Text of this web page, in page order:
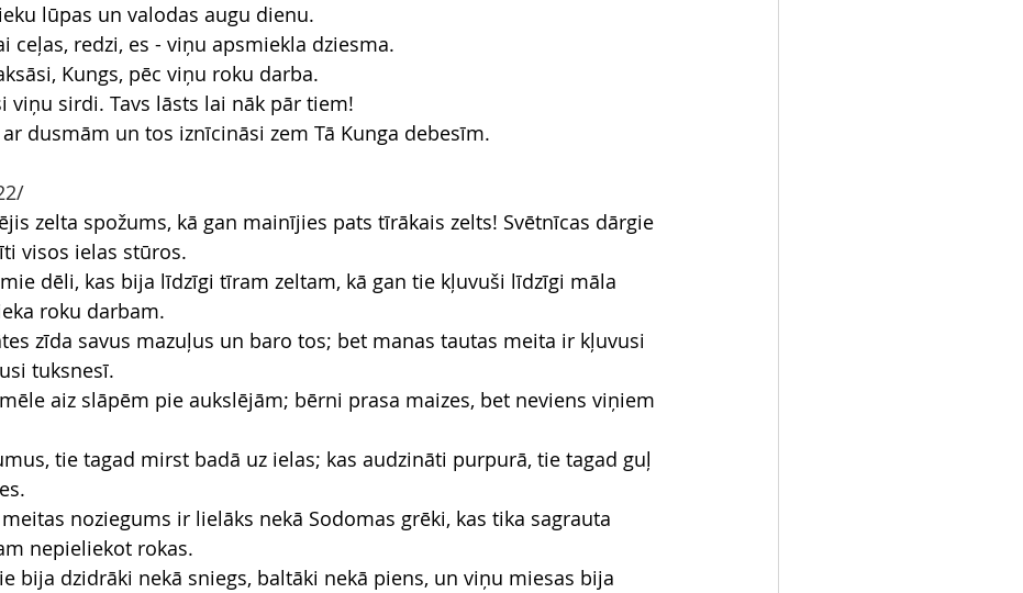
lūpas un valodas augu dienu.
ceļas, redzi, es - viņu apsmiekla dziesma.
Kungs, pēc viņu roku darba.
viņu sirdi. Tavs lāsts lai nāk pār tiem!
dusmām un tos iznīcināsi zem Tā Kunga debesīm.
zelta spožums, kā gan mainījies pats tīrākais zelts! Svētnīcas dārgie
visos ielas stūros.
dēli, kas bija līdzīgi tīram zeltam, kā gan tie kļuvuši līdzīgi māla
roku darbam.
zīda savus mazuļus un baro tos; bet manas tautas meita ir kļuvusi
tuksnesī.
aiz slāpēm pie aukslējām; bērni prasa maizes, bet neviens viņiem
tie tagad mirst badā uz ielas; kas audzināti purpurā, tie tagad guļ
noziegums ir lielāks nekā Sodomas grēki, kas tika sagrauta
nepieliekot rokas.
bija dzidrāki nekā sniegs, baltāki nekā piens, un viņu miesas bija